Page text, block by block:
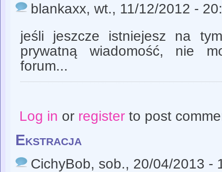
blankaxx, wt., 11/12/2012 -
jeśli jeszcze istniejesz na
prywatną wiadomość, nie
forum...
Log in or registerto post
Ekstracja
CichyBob, sob., 20/04/2013 -